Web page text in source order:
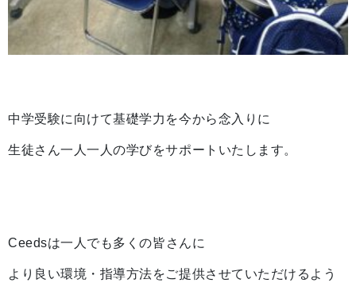
中学受験に向けて基礎学力を今から念入りに
生徒さん一人一人の学びをサポートいたします。
Ceedsは一人でも多くの皆さんに
より良い環境・指導方法をご提供させていただけるよう